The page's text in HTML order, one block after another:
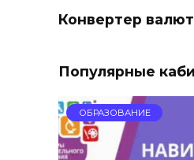
Конвертер валют
Популярные
ОБРАЗОВАНИЕ